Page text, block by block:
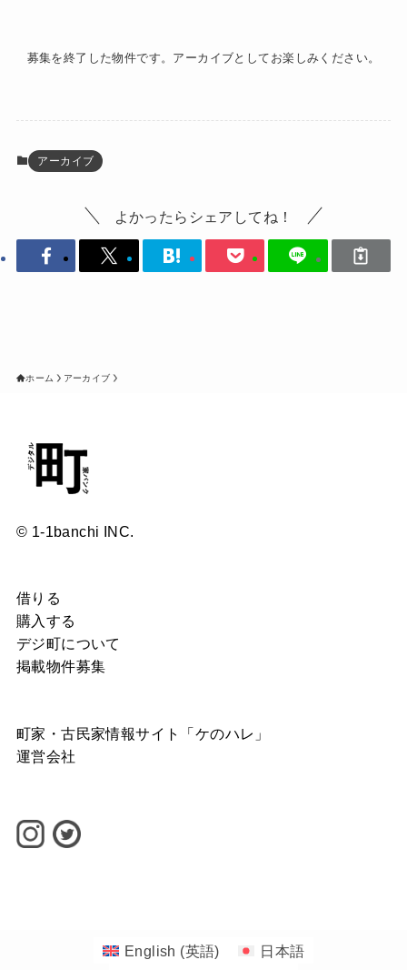
募集を終了した物件です。アーカイブとしてお楽しみください。
アーカイブ
よかったらシェアしてね！
ホーム アーカイブ
© 1-1banchi INC.
借りる
購入する
デジ町について
掲載物件募集
町家・古民家情報サイト「ケのハレ」
運営会社
English (英語)
日本語